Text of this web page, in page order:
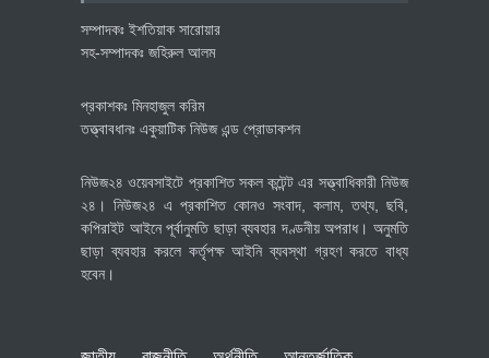
সম্পাদকঃ ইশতিয়াক সারোয়ার
সহ-সম্পাদকঃ জহিরুল আলম
প্রকাশকঃ মিনহাজুল করিম
তত্ত্বাবধানঃ একুয়াটিক নিউজ এন্ড প্রোডাকশন
নিউজ২৪ ওয়েবসাইটে প্রকাশিত সকল কন্টেন্ট এর সত্ত্বাধিকারী নিউজ
২৪। নিউজ২৪ এ প্রকাশিত কোনও সংবাদ, কলাম, তথ্য, ছবি,
কপিরাইট আইনে পূর্বানুমতি ছাড়া ব্যবহার দণ্ডনীয় অপরাধ। অনুমতি
ছাড়া ব্যবহার করলে কর্তৃপক্ষ আইনি ব্যবস্থা গ্রহণ করতে বাধ্য
হবেন।